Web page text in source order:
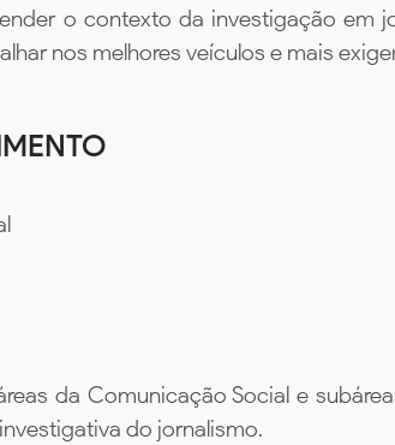
o contexto da investigação em
nos melhores veículos e mais
da Comunicação Social e
do jornalismo.